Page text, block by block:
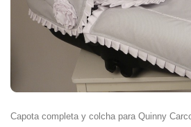
Capota completa y colcha para Quinny